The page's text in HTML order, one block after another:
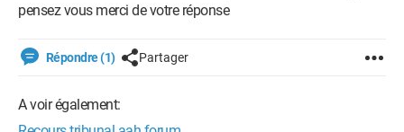
pensez vous merci de votre réponse
Répondre (1) Partager
A voir également: